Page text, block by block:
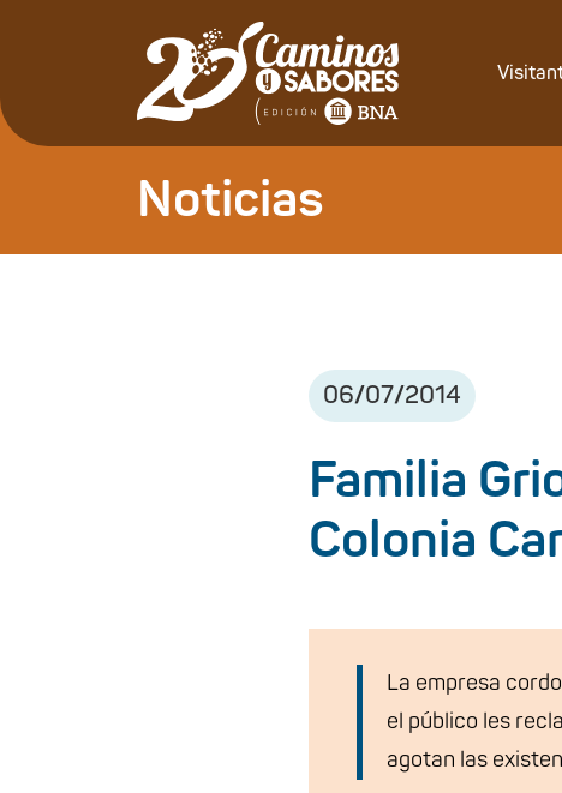
Noticias
06/07/2014
Familia
Colonia
La empresa
el público les
agotan las